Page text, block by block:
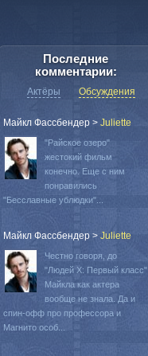
Последние
комментарии:
Актёры Обсуждения
Майкл Фассбендер > Juliette
"Райское озеро"
жестокий фильм
конечно. Еще с ним
понравились
"Бесславные ублюдки"...
Майкл Фассбендер > Juliette
Честно говоря, до
"Людей Х: Первый класс"
Майкла как актера
вообще не знала. Да и
спин-офф про профессора и
Магнито особ...